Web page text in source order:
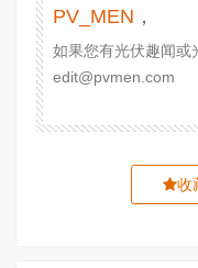
PV_MEN ，
如果您有光伏趣闻或
edit@pvmen.com
收